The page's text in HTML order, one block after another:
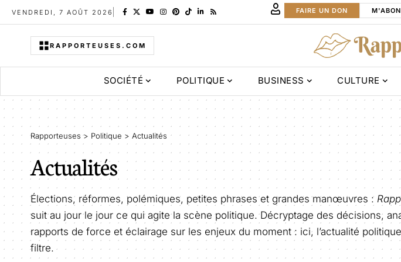
VENDREDI, 7 AOÛT 2026 FAIRE UN DON
RAPPORTEUSES.COM
SOCIÉTÉ POLITIQUE BUSINESS CULTURE
Rapporteuses > Politique > Actualités
Actualités
Élections, réformes, polémiques, petites phrases et grandes manœuvres :
suit au jour le jour ce qui agite la scène politique. Décryptage des décisions,
rapports de force et éclairage sur les enjeux du moment : ici, l’actualité
filtre.